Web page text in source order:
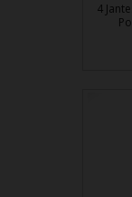
4